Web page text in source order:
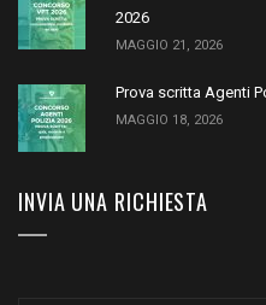
2026
MAGGIO 21, 2026
Prova scritta Agenti
MAGGIO 18, 2026
INVIA UNA RICHIESTA